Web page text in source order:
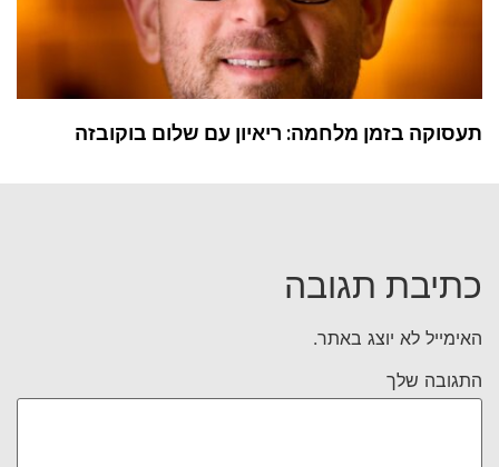
תעסוקה בזמן מלחמה: ריאיון עם שלום בוקובזה
כתיבת תגובה
האימייל לא יוצג באתר.
התגובה שלך